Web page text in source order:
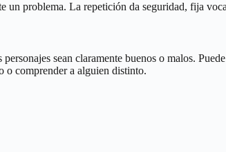
problema. La repetición da seguridad, fija
sean claramente buenos o malos.
o comprender a alguien distinto.